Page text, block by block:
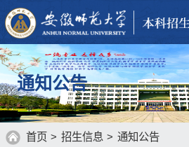
通知公告
首页 > 招生信息 > 通知公告